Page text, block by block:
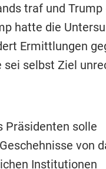
traf und Trump
hatte die
Ermittlungen
sei selbst Ziel
Präsidenten solle
von
Institutionen